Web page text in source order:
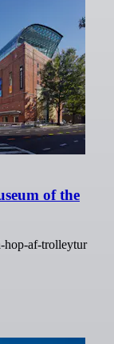
of the
hop-af-trolleytur